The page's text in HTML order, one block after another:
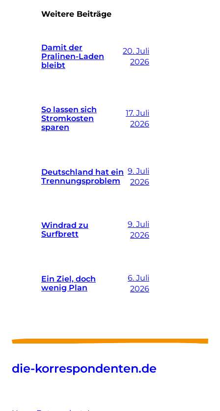
Weitere Beiträge
Damit der
Pralinen-Laden
bleibt
20. Juli
2026
So lassen sich
Stromkosten
sparen
17. Juli
2026
Deutschland hat ein
Trennungsproblem
9. Juli
2026
Windrad zu
Surfbrett
9. Juli
2026
Ein Ziel, doch
wenig Plan
6. Juli
2026
die-korrespondenten.de